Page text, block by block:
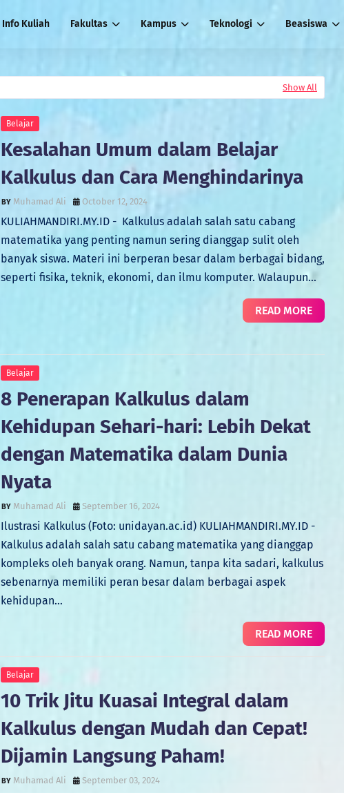
Info Kuliah Fakultas Kampus Teknologi Beasiswa
Show All
Belajar
Kesalahan Umum dalam Belajar
Kalkulus dan Cara Menghindarinya
Muhamad Ali October 12, 2024
KULIAHMANDIRI.MY.ID - Kalkulus adalah salah satu cabang
matematika yang penting namun sering dianggap sulit oleh
banyak siswa. Materi ini berperan besar dalam berbagai bidang,
seperti fisika, teknik, ekonomi, dan ilmu komputer. Walaupun…
READ MORE
Belajar
8 Penerapan Kalkulus dalam
Kehidupan Sehari-hari: Lebih Dekat
dengan Matematika dalam Dunia
Nyata
Muhamad Ali September 16, 2024
Ilustrasi Kalkulus (Foto: unidayan.ac.id) KULIAHMANDIRI.MY.ID -
Kalkulus adalah salah satu cabang matematika yang dianggap
kompleks oleh banyak orang. Namun, tanpa kita sadari, kalkulus
sebenarnya memiliki peran besar dalam berbagai aspek
kehidupan…
READ MORE
Belajar
10 Trik Jitu Kuasai Integral dalam
Kalkulus dengan Mudah dan Cepat!
Dijamin Langsung Paham!
Muhamad Ali September 03, 2024